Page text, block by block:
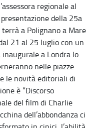
regionale al
della 25a
terrà a Polignano a Mare
21 al 25 luglio con un
inaugurale a Londra lo
nelle piazze
le novità editoriali di
è “Discorso
del film di Charlie
dell’abbondanza ci